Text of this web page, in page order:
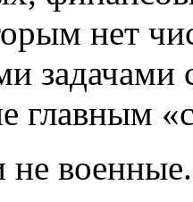
нет
главным
не военные.